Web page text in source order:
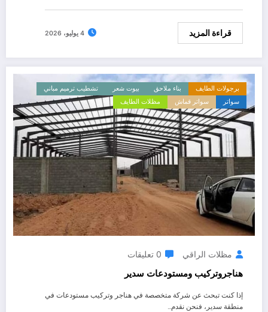
قراءة المزيد 4 يوليو، 2026
برجولات الطايف بناء ملاحق بيوت شعر
تشطيب ترميم مباني
سواتر
سواتر قماش مظلات الطايف
مظلات الراقي 0 تعليقات
هناجروتركيب ومستودعات سدير
إذا كنت تبحث عن شركة متخصصة في هناجر وتركيب مستودعات في
منطقة سدير، فنحن نقدم…